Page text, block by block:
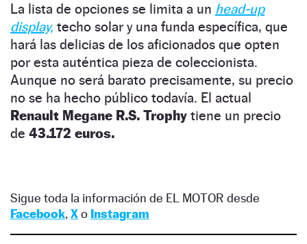
La lista de opciones se limita a un head-up
display, techo solar y una funda específica, que
hará las delicias de los aficionados que opten
por esta auténtica pieza de coleccionista.
Aunque no será barato precisamente, su precio
no se ha hecho público todavía. El actual
Renault Megane R.S. Trophy tiene un precio
de 43.172 euros.
Sigue toda la información de EL MOTOR desde
Facebook, Xo Instagram